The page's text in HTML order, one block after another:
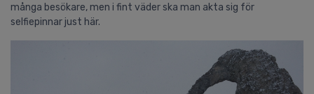
många besökare, men i fint väder ska man akta sig för
selfiepinnar just här.